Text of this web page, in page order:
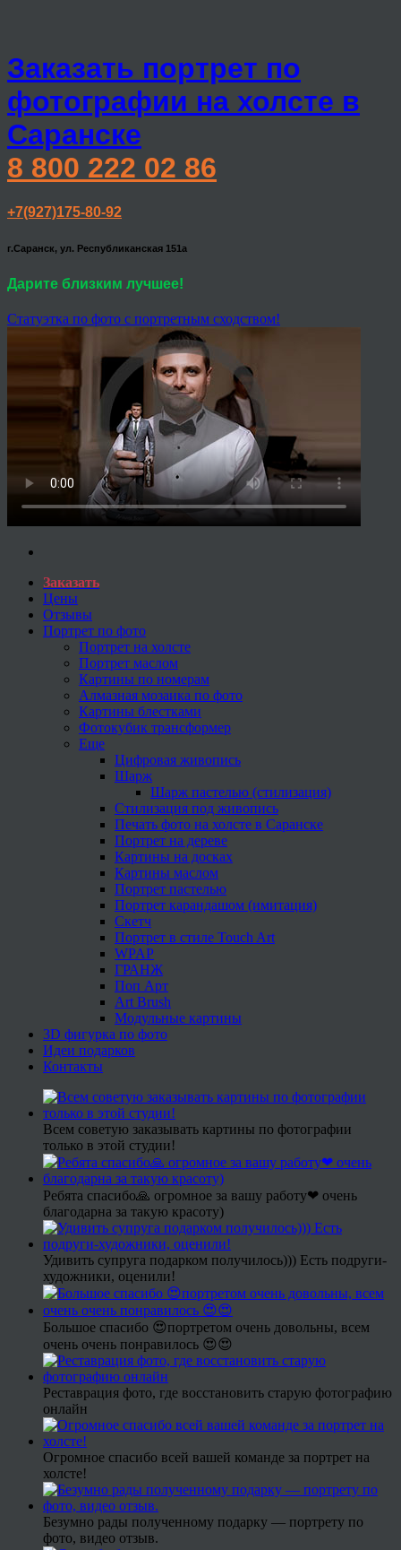
Заказать портрет по
фотографии на холсте в
Саранске
8 800 222 02 86
+7(927)175-80-92
г.Саранск, ул. Республиканская 151а
Дарите близким лучшее!
Статуэтка по фото с портретным сходством!
Заказать
Цены
Отзывы
Портрет по фото
Портрет на холсте
Портрет маслом
Картины по номерам
Алмазная мозаика по фото
Картины блестками
Фотокубик трансформер
Еще
Цифровая живопись
Шарж
Шарж пастелью (стилизация)
Стилизация под живопись
Печать фото на холсте в Саранске
Портрет на дереве
Картины на досках
Картины маслом
Портрет пастелью
Портрет карандашом (имитация)
Скетч
Портрет в стиле Touch Art
WPAP
ГРАНЖ
Поп Арт
Art Brush
Модульные картины
3D фигурка по фото
Идеи подарков
Контакты
Всем советую заказывать картины по фотографии
только в этой студии!
Ребята спасибо🙏 огромное за вашу работу❤ очень
благодарна за такую красоту)
Удивить супруга подарком получилось))) Есть подруги-
художники, оценили!
Большое спасибо 😍портретом очень довольны, всем
очень очень понравилось 😍😍
Реставрация фото, где восстановить старую фотографию
онлайн
Огромное спасибо всей вашей команде за портрет на
холсте!
Безумно рады полученному подарку — портрету по
фото, видео отзыв.